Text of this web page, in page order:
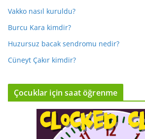
Vakko nasıl kuruldu?
Burcu Kara kimdir?
Huzursuz bacak sendromu nedir?
Cüneyt Çakır kimdir?
Çocuklar için saat öğrenme